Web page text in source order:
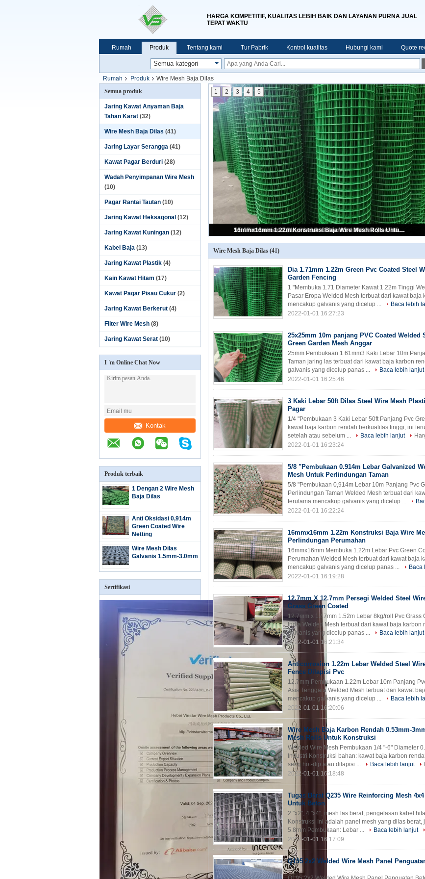
HARGA KOMPETITIF, KUALITAS LEBIH BAIK DAN LAYANAN PURNA JUAL
TEPAT WAKTU
Rumah Produk Tentang kami Tur Pabrik Kontrol kualitas Hubungi kami Quote
Rumah Produk
Wire Mesh Baja Dilas
Semua produk
Jaring Kawat Anyaman Baja
Tahan Karat (32)
Wire Mesh Baja Dilas (41)
Jaring Layar Serangga (41)
Kawat Pagar Berduri (28)
Wadah Penyimpanan Wire Mesh
(10)
Pagar Rantai Tautan (10)
Jaring Kawat Heksagonal (12)
Jaring Kawat Kuningan (12)
Kabel Baja (13)
Jaring Kawat Plastik (4)
Kain Kawat Hitam (17)
Kawat Pagar Pisau Cukur (2)
Jaring Kawat Berkerut (4)
Filter Wire Mesh (8)
Jaring Kawat Serat (10)
I 'm Online Chat Now
Kontak
Produk terbaik
1 Dengan 2 Wire Mesh
Baja Dilas
Anti Oksidasi 0,914m
Green Coated Wire
Netting
Wire Mesh Dilas
Galvanis 1.5mm-3.0mm
Sertifikasi
Dia 1.71mm 1.22m Green Pvc Coated Steel Welded Wire Rolled Garden Fencing
1 2 3 4 5
Wire Mesh Baja Dilas (41)
Dia 1.71mm 1.22m Green Pvc Coated Steel
Garden Fencing
1 "Membuka 1.71 Diameter Kawat 1.22m Tinggi
Pasar Eropa Welded Mesh terbuat dari kawat
mencakup galvanis yang dicelup ...
Baca lebih
2022-01-01 16:27:23
25x25mm 10m panjang PVC Coated Welded
Green Garden Mesh Anggar
25mm Pembukaan 1.61mm3 Kaki Lebar 10m
Taman jaring las terbuat dari kawat baja karbon
galvanis yang dicelup panas ...
Baca lebih lanjut
2022-01-01 16:25:46
3 Kaki Lebar 50ft Dilas Steel Wire Mesh
Pagar
1/4 "Pembukaan 3 Kaki Lebar 50ft Panjang Pvc
kawat baja karbon rendah berkualitas tinggi, ini
setelah atau sebelum ...
Baca lebih lanjut
2022-01-01 16:23:24
5/8 "Pembukaan 0.914m Lebar Galvanized
Mesh Untuk Perlindungan Taman
5/8 "Pembukaan 0,914m Lebar 10m Panjang Pvc
Perlindungan Taman Welded Mesh terbuat dari
terutama mencakup galvanis yang dicelup ...
2022-01-01 16:22:24
16mmx16mm 1.22m Konstruksi Baja Wire
Perlindungan Perumahan
16mmx16mm Membuka 1.22m Lebar Pvc Green
Perumahan Welded Mesh terbuat dari kawat baja
mencakup galvanis yang dicelup panas ...
Baca
2022-01-01 16:19:28
12.7mm X 12.7mm Persegi Welded Steel
Grass Green Coated
12.7mm x 12.7mm 1.52m Lebar 8kg/roll Pvc
India Welded Mesh terbuat dari kawat baja
galvanis yang dicelup panas ...
Baca lebih lanjut
2022-01-01 16:21:34
Anticorrosion 1.22m Lebar Welded Steel
Fence Dilapisi Pvc
12.7mm Pembukaan 1.22m Lebar 10m Panjang
Asia Tenggara Welded Mesh terbuat dari kawat
mencakup galvanis yang dicelup ...
Baca lebih
2022-01-01 16:20:06
Wire Mesh Baja Karbon Rendah 0.53mm-
Mesh Rolls Untuk Konstruksi
Welded Wire Mesh Pembukaan 1/4 "-6" Diameter
Industri Konstruksi bahan: kawat baja karbon
seng hot-dip atau dilapisi ...
Baca lebih lanjut
2022-01-01 16:18:48
Tugas Berat Q235 Wire Reinforcing Mesh
Untuk Beton
2 "x2", 4 "x4", mesh las berat, pengelasan kabel
Konstruksi Ini adalah panel mesh yang dilas
5.8mm Pembukaan: Lebar ...
Baca lebih lanjut
2022-01-01 16:17:09
Q195 2x2 Welded Wire Mesh Panel